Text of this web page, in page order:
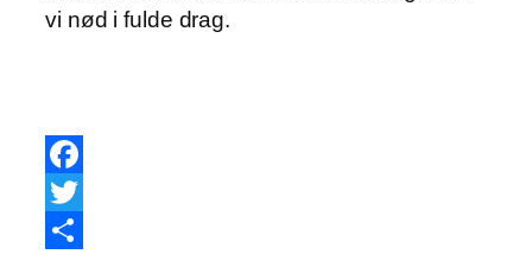
vi nød i fulde drag.
Facebook
Twitter